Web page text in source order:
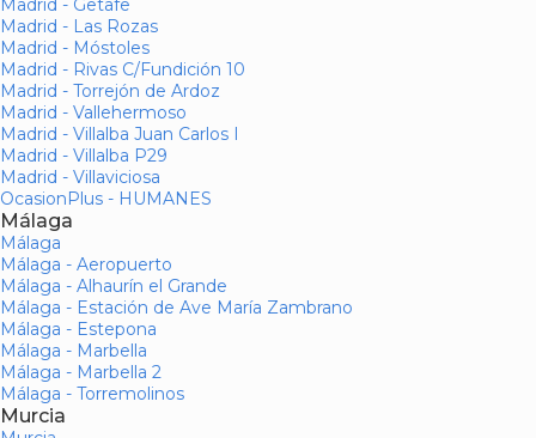
Madrid - Getafe
Madrid - Las Rozas
Madrid - Móstoles
Madrid - Rivas C/Fundición 10
Madrid - Torrejón de Ardoz
Madrid - Vallehermoso
Madrid - Villalba Juan Carlos I
Madrid - Villalba P29
Madrid - Villaviciosa
OcasionPlus - HUMANES
Málaga
Málaga
Málaga - Aeropuerto
Málaga - Alhaurín el Grande
Málaga - Estación de Ave María Zambrano
Málaga - Estepona
Málaga - Marbella
Málaga - Marbella 2
Málaga - Torremolinos
Murcia